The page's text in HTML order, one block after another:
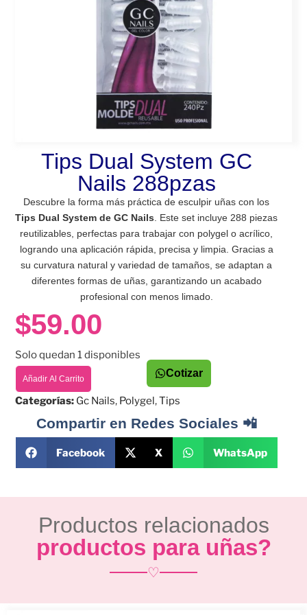
Tips Dual System GC
Nails 288pzas
Descubre la forma más práctica de esculpir uñas con los
Tips Dual System de GC Nails . Este set incluye 288 piezas
reutilizables, perfectas para trabajar con polygel o acrílico,
logrando una aplicación rápida, precisa y limpia. Gracias a
su curvatura natural y variedad de tamaños, se adaptan a
diferentes formas de uñas, garantizando un acabado
profesional con menos limado.
$59.00
Solo quedan 1 disponibles
Añadir Al Carrito Cotizar
Categorías: Gc Nails, Polygel,Tips
Compartir en Redes Sociales 📲
Facebook X WhatsApp
Productos relacionados
productos para uñas?
♡